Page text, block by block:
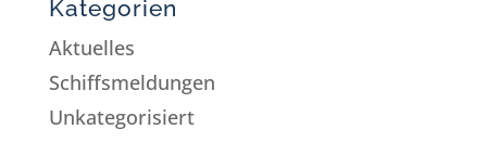
Kategorien
Aktuelles
Schiffsmeldungen
Unkategorisiert